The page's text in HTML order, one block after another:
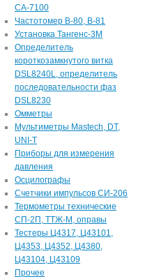
СА-7100
Частотомер В-80, В-81
Установка Тангенс-3М
Определитель
короткозамкнутого витка
DSL8240L, определитель
последовательности фаз
DSL8230
Омметры
Мультиметры Mastech, DT,
UNI-T
Приборы для измерения
давления
Осцилографы
Счетчики импульсов СИ-206
Термометры технические
СП-2П, ТТЖ-М, оправы
Тестеры Ц4317, Ц43101,
Ц4353, Ц4352, Ц4380,
Ц43104, Ц43109
Прочее